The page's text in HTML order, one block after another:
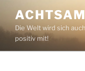
Inhalt
springenDie Welt wird sich
positiv mit!